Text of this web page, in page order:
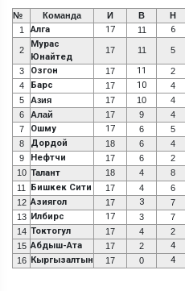
№ Команда И В Н
1
Алга 17 11 6
2
Мурас
Юнайтед
17 11 5
3 Озгон 17 11 2
4 Барс 17 10 4
5 Азия 17 10 4
6
Алай 17 9 4
7
Ошму 17 6 5
8 Дордой 18 6 4
9 Нефтчи 17 6 2
10 Талант 18 4 8
11
Бишкек Сити 17 4 6
12 Азиягол 17 3 7
13 Илбирс 17 3 7
14 Токтогул 17 4 2
15 Абдыш-Ата 17 2 4
16 Кыргызалтын 17 0 4